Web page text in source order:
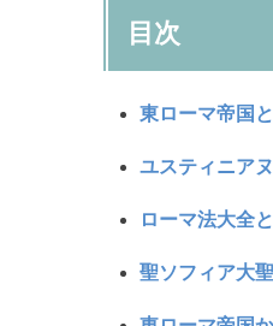
目次
東ローマ帝国
ユスティニア
ローマ法大全
聖ソフィア大